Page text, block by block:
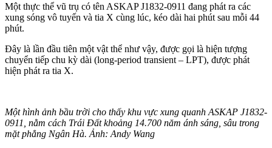
Một thực thể vũ trụ có tên ASKAP J1832-0911 đang phát ra các
xung sóng vô tuyến và tia X cùng lúc, kéo dài hai phút sau mỗi 44
phút.
Đây là lần đầu tiên một vật thể như vậy, được gọi là hiện tượng
chuyển tiếp chu kỳ dài (long-period transient – LPT), được phát
hiện phát ra tia X.
Một hình ảnh bầu trời cho thấy khu vực xung quanh ASKAP J1832-
0911, nằm cách Trái Đất khoảng 14.700 năm ánh sáng, sâu trong
mặt phẳng Ngân Hà. Ảnh: Andy Wang